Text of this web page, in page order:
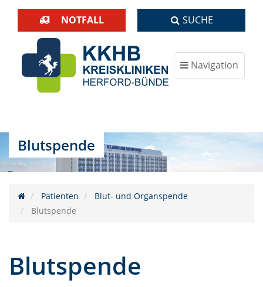
NOTFALL SUCHE
Navigation
ein-/ausblenden
Blutspende
Patienten
Blut- und Organspende
Blutspende
Blutspende